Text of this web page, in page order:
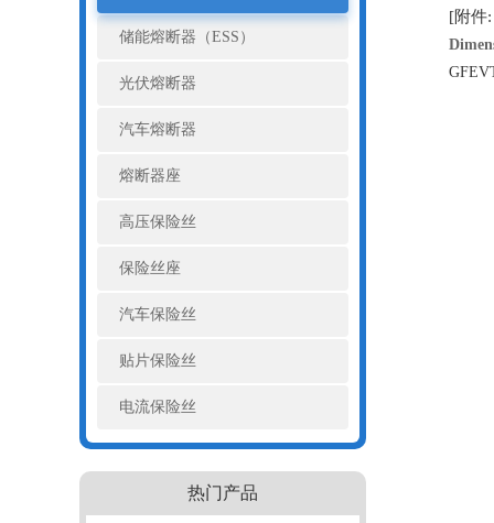
储能熔断器（ESS）
光伏熔断器
汽车熔断器
熔断器座
高压保险丝
保险丝座
汽车保险丝
贴片保险丝
电流保险丝
热门产品
[附件